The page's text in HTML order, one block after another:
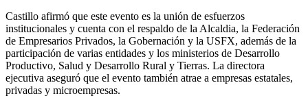
Castillo afirmó que este evento es la unión de esfuerzos
institucionales y cuenta con el respaldo de la Alcaldia, la Federación
de Empresarios Privados, la Gobernación y la USFX, además de la
participación de varias entidades y los ministerios de Desarrollo
Productivo, Salud y Desarrollo Rural y Tierras. La directora
ejecutiva aseguró que el evento también atrae a empresas estatales,
privadas y microempresas.